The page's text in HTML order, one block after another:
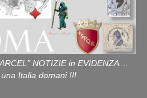
NOTIZIE in EVIDENZA ...
Italia domani !!!